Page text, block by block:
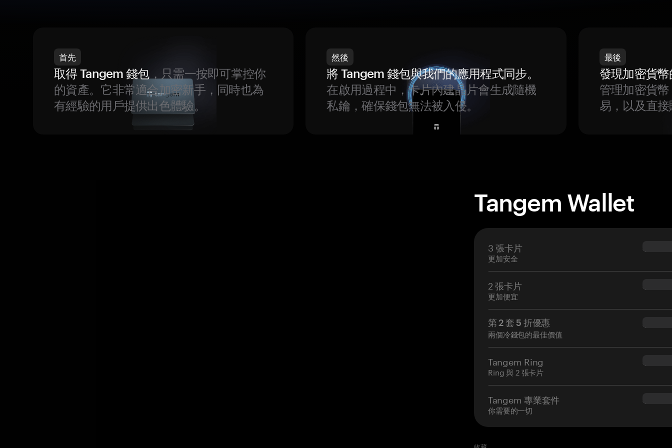
首先
取得 Tangem 錢包，只需一按即可掌控你
的資產。它非常適合加密新手，同時也為
有經驗的用戶提供出色體驗。
然後
將 Tangem 錢包與我們的應用程式同步。
在啟用過程中，卡片內建晶片會生成隨機
私鑰，確保錢包無法被入侵。
最後
發現加密貨
管理加密貨
易，以及直
Tangem Wallet
3 張卡片
更加安全
$69.90
2 張卡片
更加便宜
$54.90
第 2 套 5 折優惠
兩個冷錢包的最佳價值
$34.95
Tangem Ring
Ring 與 2 張卡片
Tangem 專業套件
你需要的一切